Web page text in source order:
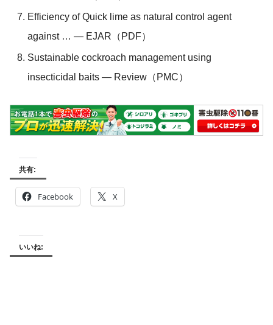
Efficiency of Quick lime as natural control agent
against … — EJAR（PDF）
Sustainable cockroach management using
insecticidal baits — Review（PMC）
共有:
Facebook X
いいね: